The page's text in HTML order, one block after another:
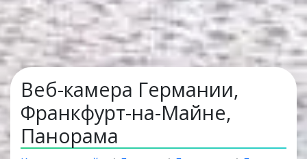
Веб-камера Германии,
Франкфурт-на-Майне,
Панорама